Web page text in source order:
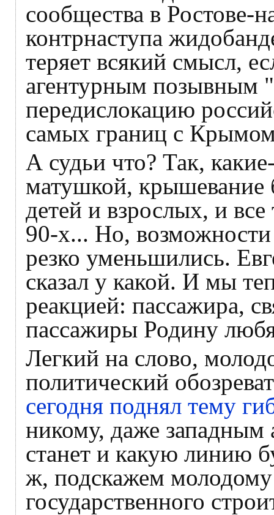
сообщества в Ростове-
контрнаступа
теряет всякий смысл,
агентурным позывным
передислокацию
самых границ с
А судьи что? Так,
матушкой, крышевание
детей и взрослых, и
90-х... Но,
резко уменьшились.
сказал у какой. И мы
реакцией: пассажира,
пассажиры Родину
Легкий на слово,
политический
сегодня поднял тему
никому, даже западным
станет и какую линию
ж, подскажем
государственного